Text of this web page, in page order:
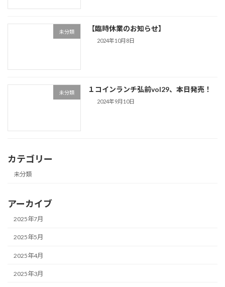
未分類 【臨時休業のお知らせ】
2024年10月8日
未分類 １コインランチ弘前vol29、本日発売！
2024年9月10日
カテゴリー
未分類
アーカイブ
2025年7月
2025年5月
2025年4月
2025年3月